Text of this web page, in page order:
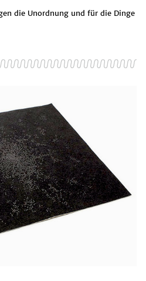
die Unordnung und für die Dinge